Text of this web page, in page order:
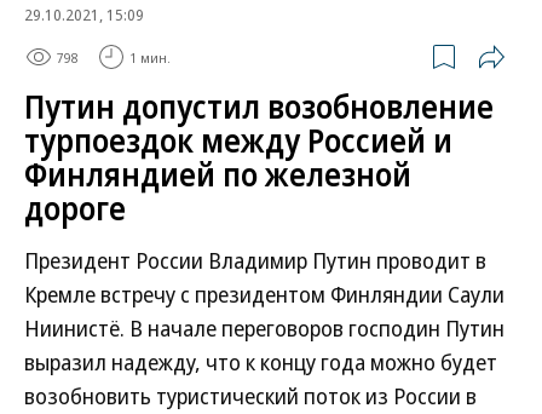
29.10.2021, 15:09
798 1 мин.
Путин допустил возобновление
турпоездок между Россией и
Финляндией по железной
дороге
Президент России Владимир Путин проводит в
Кремле встречу с президентом Финляндии Саули
Ниинистё. В начале переговоров господин Путин
выразил надежду, что к концу года можно будет
возобновить туристический поток из России в